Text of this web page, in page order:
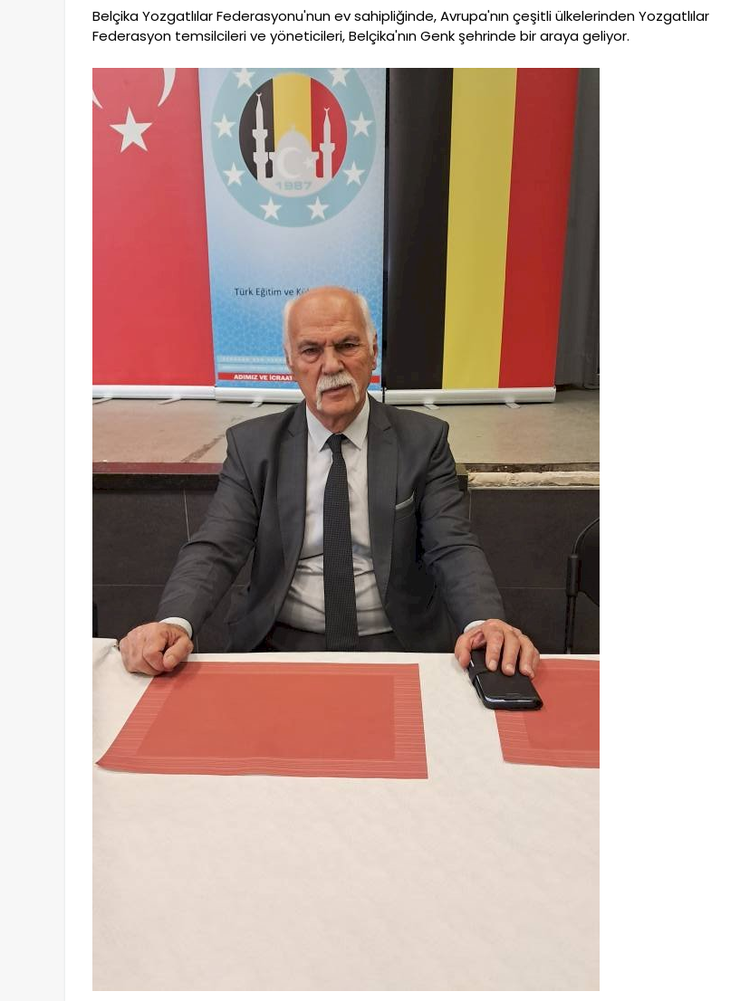
Belçika Yozgatlılar Federasyonu'nun ev sahipliğinde, Avrupa'nın çeşitli ülkelerinden Yozgatlılar
Federasyon temsilcileri ve yöneticileri, Belçika'nın Genk şehrinde bir araya geliyor.